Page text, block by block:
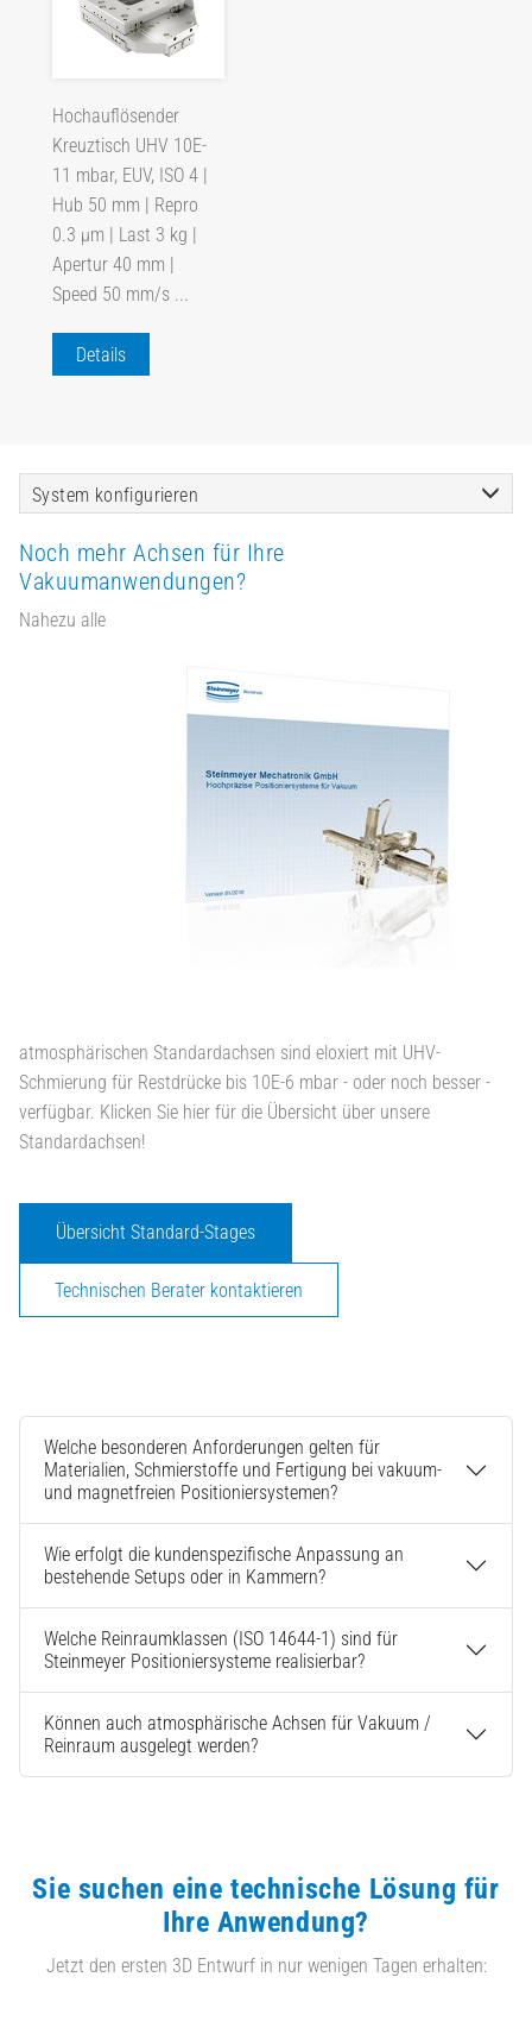
Hochauflösender
Kreuztisch UHV 10E-
11 mbar, EUV, ISO 4 |
Hub 50 mm | Repro
0.3 µm | Last 3 kg |
Apertur 40 mm |
Speed 50 mm/s ...
Details
System konfigurieren
Noch mehr Achsen für Ihre
Vakuumanwendungen?
Nahezu alle
atmosphärischen Standardachsen sind eloxiert mit UHV-
Schmierung für Restdrücke bis 10E-6 mbar - oder noch besser -
verfügbar. Klicken Sie hier für die Übersicht über unsere
Standardachsen!
Übersicht Standard-Stages
Technischen Berater kontaktieren
Welche besonderen Anforderungen gelten für
Materialien, Schmierstoffe und Fertigung bei vakuum-
und magnetfreien Positioniersystemen?
Wie erfolgt die kundenspezifische Anpassung an
bestehende Setups oder in Kammern?
Welche Reinraumklassen (ISO 14644-1) sind für
Steinmeyer Positioniersysteme realisierbar?
Können auch atmosphärische Achsen für Vakuum /
Reinraum ausgelegt werden?
Sie suchen eine technische Lösung für
Ihre Anwendung?
Jetzt den ersten 3D Entwurf in nur wenigen Tagen erhalten: